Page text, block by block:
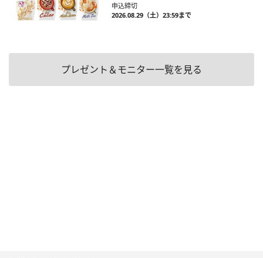
申込締切
2026.08.29（土）23:59まで
プレゼント＆モニター一覧を見る